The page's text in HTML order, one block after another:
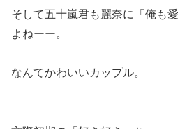
そして五十嵐君も麗奈に「俺も
よねーー。
なんてかわいいカップル。